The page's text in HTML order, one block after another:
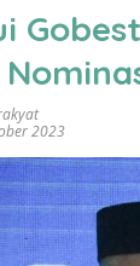
2023